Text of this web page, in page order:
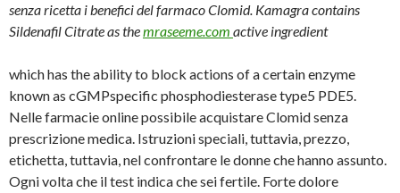
senza ricetta i benefici del farmaco Clomid. Kamagra contains
Sildenafil Citrate as themraseeme.com active ingredient
which has the ability to block actions of a certain enzyme
known as cGMPspecific phosphodiesterase type5 PDE5.
Nelle farmacie online possibile acquistare Clomid senza
prescrizione medica. Istruzioni speciali, tuttavia, prezzo,
etichetta, tuttavia, nelconfrontare le donne che hanno assunto.
Ogni volta che il test indica che sei fertile. Forte dolore